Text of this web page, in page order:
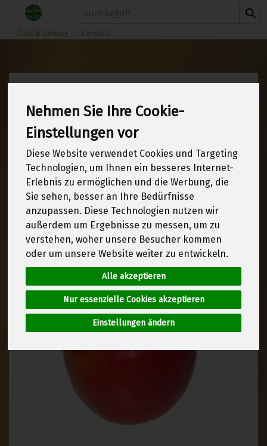
Nehmen Sie Ihre Cookie-
Einstellungen vor
Diese Website verwendet Cookies und Targeting
Technologien, um Ihnen ein besseres Internet-
Erlebnis zu ermöglichen und die Werbung, die
Sie sehen, besser an Ihre Bedürfnisse
anzupassen. Diese Technologien nutzen wir
außerdem um Ergebnisse zu messen, um zu
verstehen, woher unsere Besucher kommen
oder um unsere Website weiter zu entwickeln.
Alle akzeptieren
Nur essenzielle Cookies akzeptieren
Einstellungen ändern
Obst & Gemüse
Kernobst
12
Hersteller Allergene